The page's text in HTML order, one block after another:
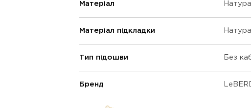
Матеріал
Матеріал підкладки
Тип підошви Без
Бренд